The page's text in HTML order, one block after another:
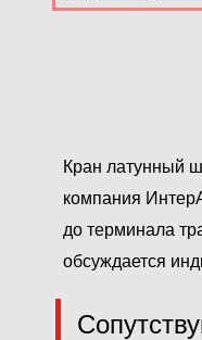
Кран латунный
компания
до терминала
обсуждается